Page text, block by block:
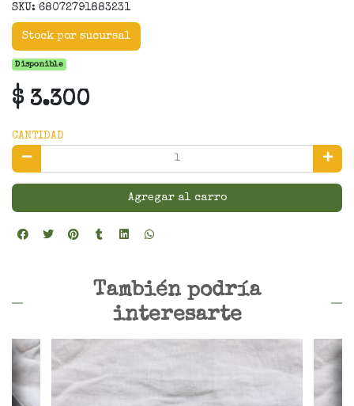
SKU: 68072791883231
Stock por sucursal
Disponible
$ 3.300
CANTIDAD
Agregar al carro
También podría
interesarte